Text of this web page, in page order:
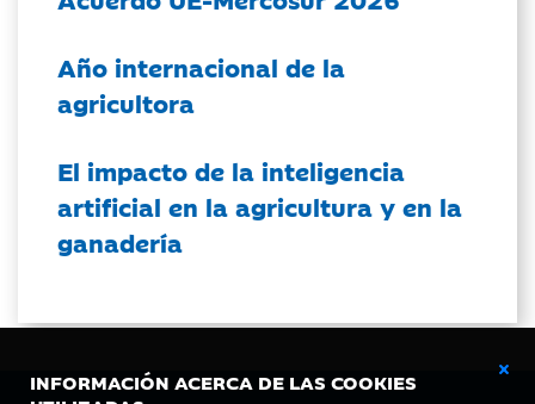
INFORMACIÓN ACERCA DE LAS COOKIES
Año internacional de la
agricultora
El impacto de la inteligencia
artificial en la agricultura y en la
ganadería